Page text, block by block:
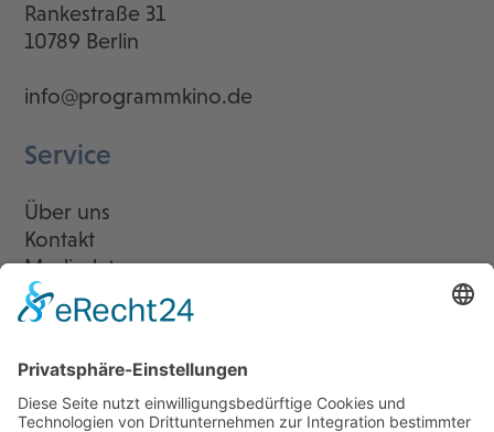
Rankestraße 31
10789 Berlin
info@programmkino.de
Service
Über uns
Kontakt
Mediadaten
Newsletter
LogIn
Legal